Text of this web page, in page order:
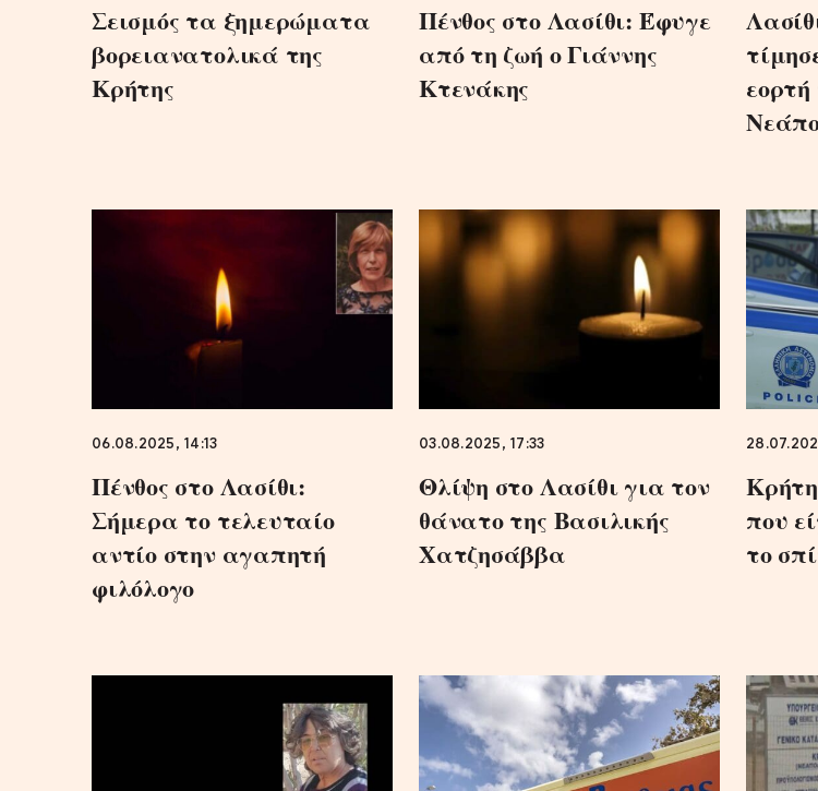
Σεισμός τα ξημερώματα
βορειανατολικά της
Κρήτης
Πένθος στo Λασίθι: Έφυγε
από τη ζωή ο Γιάννης
Κτενάκης
06.08.2025, 14:13
Πένθος στο Λασίθι:
Σήμερα το τελευταίο
αντίο στην αγαπητή
φιλόλογο
03.08.2025, 17:33
Θλίψη στο Λασίθι για τον
θάνατο της Βασιλικής
Χατζησάββα
που
το